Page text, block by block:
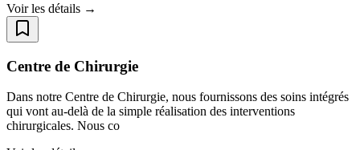
Voir les détails →
Centre de Chirurgie
Dans notre Centre de Chirurgie, nous fournissons des soins intégrés
qui vont au-delà de la simple réalisation des interventions
chirurgicales. Nous co